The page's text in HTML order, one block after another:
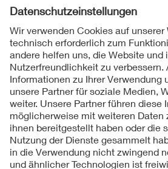
Folgen Sie uns
Kontakte